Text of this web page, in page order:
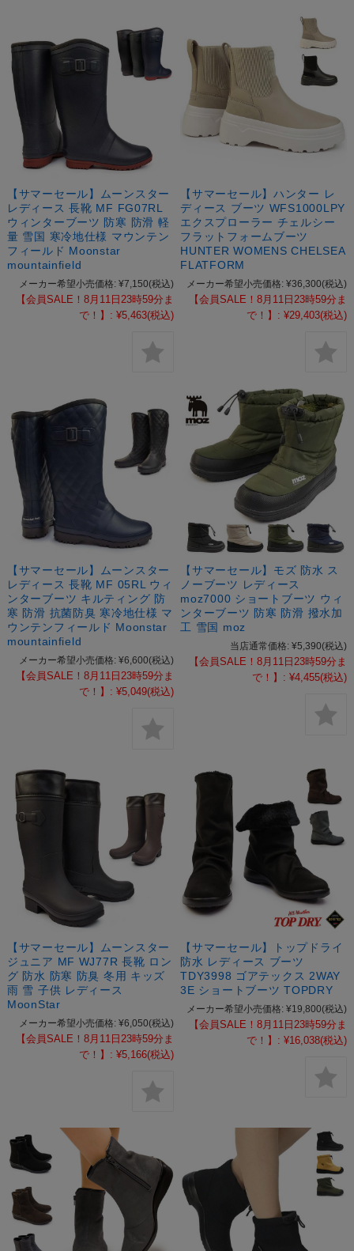
【サマーセール】ムーンスター
レディース 長靴 MF FG07RL
ウィンターブーツ 防寒 防滑 軽
量 雪国 寒冷地仕様 マウンテン
フィールド Moonstar
mountainfield
メーカー希望小売価格: ¥7,150(税込)
【会員SALE！8月11日23時59分ま
で！】: ¥5,463(税込)
【サマーセール】ハンター レ
ディース ブーツ WFS1000LPY
エクスプローラー チェルシー
フラットフォームブーツ
HUNTER WOMENS CHELSEA
FLATFORM
メーカー希望小売価格: ¥36,300(税込)
【会員SALE！8月11日23時59分ま
で！】: ¥29,403(税込)
【サマーセール】ムーンスター
レディース 長靴 MF 05RL ウィ
ンターブーツ キルティング 防
寒 防滑 抗菌防臭 寒冷地仕様 マ
ウンテンフィールド Moonstar
mountainfield
メーカー希望小売価格: ¥6,600(税込)
【会員SALE！8月11日23時59分ま
で！】: ¥5,049(税込)
【サマーセール】モズ 防水 ス
ノーブーツ レディース
moz7000 ショートブーツ ウィ
ンターブーツ 防寒 防滑 撥水加
工 雪国 moz
当店通常価格: ¥5,390(税込)
【会員SALE！8月11日23時59分ま
で！】: ¥4,455(税込)
【サマーセール】ムーンスター
ジュニア MF WJ77R 長靴 ロン
グ 防水 防寒 防臭 冬用 キッズ
雨 雪 子供 レディース
MoonStar
メーカー希望小売価格: ¥6,050(税込)
【会員SALE！8月11日23時59分ま
で！】: ¥5,166(税込)
【サマーセール】トップドライ
防水 レディース ブーツ
TDY3998 ゴアテックス 2WAY
3E ショートブーツ TOPDRY
メーカー希望小売価格: ¥19,800(税込)
【会員SALE！8月11日23時59分ま
で！】: ¥16,038(税込)